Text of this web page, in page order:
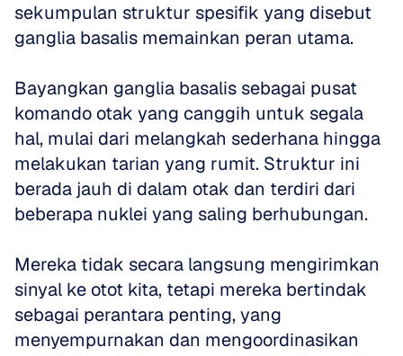
sekumpulan struktur spesifik yang disebut
ganglia basalis memainkan peran utama.
Bayangkan ganglia basalis sebagai pusat
komando otak yang canggih untuk segala
hal, mulai dari melangkah sederhana hingga
melakukan tarian yang rumit. Struktur ini
berada jauh di dalam otak dan terdiri dari
beberapa nuklei yang saling berhubungan.
Mereka tidak secara langsung mengirimkan
sinyal ke otot kita, tetapi mereka bertindak
sebagai perantara penting, yang
menyempurnakan dan mengoordinasikan